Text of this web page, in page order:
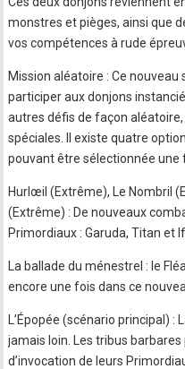
monstres et pièges, ainsi que
vos compétences à rude
Mission aléatoire : Ce
participer aux donjons
autres défis de façon
spéciales. Il existe quatre
pouvant être sélectionnée une
Hurlœil (Extrême), Le Nombril
(Extrême) : De nouveaux
Primordiaux : Garuda, Titan et
La ballade du ménestrel : le
encore une fois dans ce
L’Épopée (scénario principal)
jamais loin. Les tribus
d’invocation de leurs